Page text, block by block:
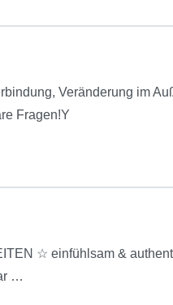
Veränderung im
Fragen!Y
☆ einfühlsam &
…